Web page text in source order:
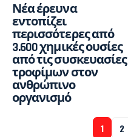
Νέα έρευνα
εντοπίζει
περισσότερες από
3.600 χημικές ουσίες
από τις συσκευασίες
τροφίμων στον
ανθρώπινο
οργανισμό
1 2